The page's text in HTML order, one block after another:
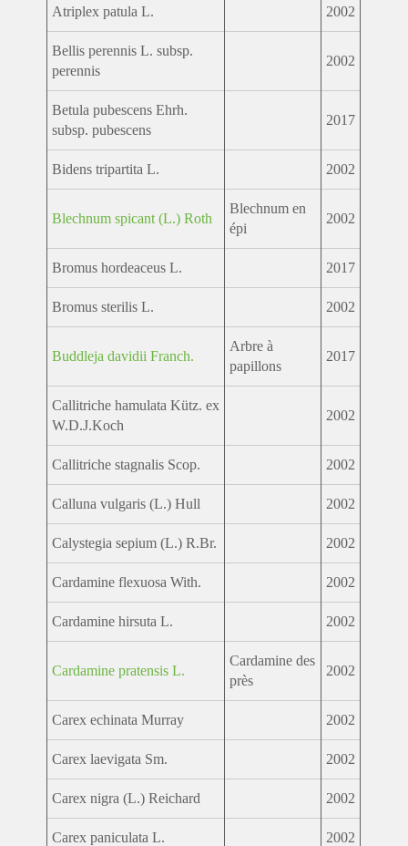
Atriplex patula L. 2002
Bellis perennis L. subsp.
perennis
2002
Betula pubescens Ehrh.
subsp. pubescens
2017
Bidens tripartita L. 2002
Blechnum spicant (L.) Roth
Blechnum en
épi
2002
Bromus hordeaceus L. 2017
Bromus sterilis L. 2002
Buddleja davidii Franch.
Arbre à
papillons
2017
Callitriche hamulata Kütz. ex
W.D.J.Koch
2002
Callitriche stagnalis Scop. 2002
Calluna vulgaris (L.) Hull 2002
Calystegia sepium (L.) R.Br. 2002
Cardamine flexuosa With. 2002
Cardamine hirsuta L. 2002
Cardamine pratensis L.
Cardamine des
près
2002
Carex echinata Murray 2002
Carex laevigata Sm. 2002
Carex nigra (L.) Reichard 2002
Carex paniculata L. 2002